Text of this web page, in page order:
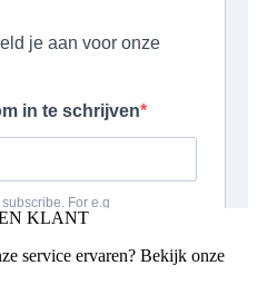
KLANT
service ervaren? Bekijk onze